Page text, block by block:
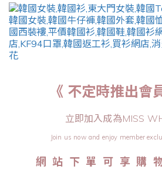
《 不定時推出會
立即加入成為MISS
Join us now and enjoy member
網 站 下 單 可 享 購